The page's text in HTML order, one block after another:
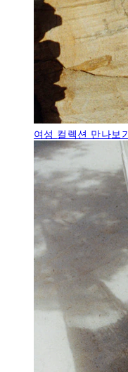
여성 컬렉션 만나보